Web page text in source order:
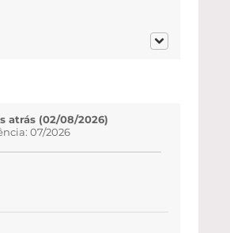
atrás (02/08/2026)
07/2026